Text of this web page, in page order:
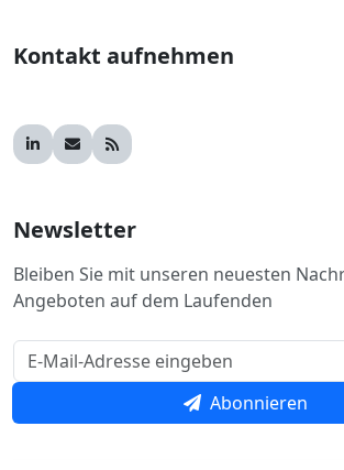
Kontakt aufnehmen
Newsletter
Bleiben Sie mit unseren neuesten
Angeboten auf dem Laufenden
Abonnieren